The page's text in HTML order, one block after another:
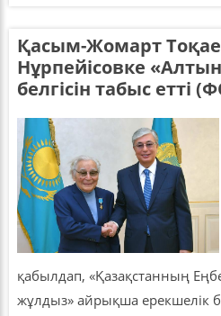
Қасым-Жомарт
Нұрпейісовке
белгісін табыс етті
қабылдап, «Қазақстанның
жұлдыз» айрықша ерекшелік